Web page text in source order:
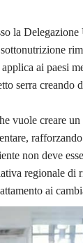
la Delegazione
ai paesi
serra creando
vuole creare un
non deve
regionale di
ai